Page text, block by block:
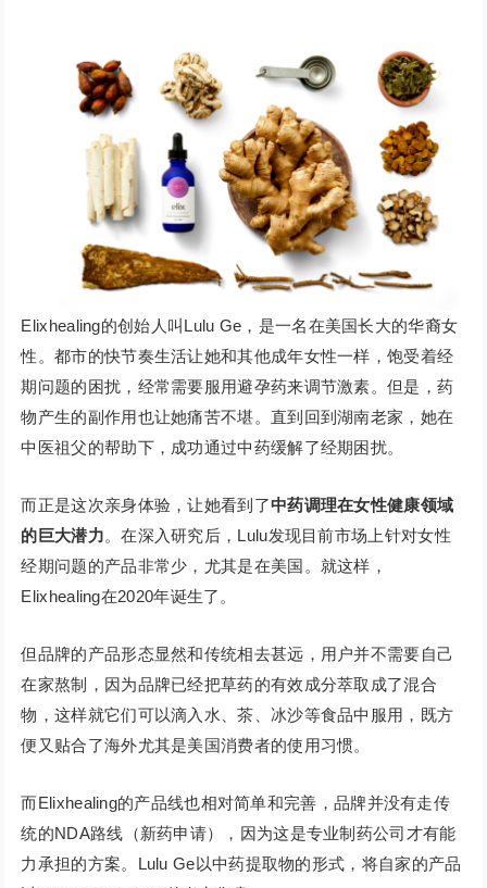
Elixhealing的创始人叫Lulu Ge，是一名在美国长大的华裔女
性。都市的快节奏生活让她和其他成年女性一样，饱受着经
期问题的困扰，经常需要服用避孕药来调节激素。但是，药
物产生的副作用也让她痛苦不堪。直到回到湖南老家，她在
中医祖父的帮助下，成功通过中药缓解了经期困扰。
而正是这次亲身体验，让她看到了中药调理在女性健康领域
的巨大潜力。在深入研究后，Lulu发现目前市场上针对女性
经期问题的产品非常少，尤其是在美国。就这样，
Elixhealing在2020年诞生了。
但品牌的产品形态显然和传统相去甚远，用户并不需要自己
在家熬制，因为品牌已经把草药的有效成分萃取成了混合
物，这样就它们可以滴入水、茶、冰沙等食品中服用，既方
便又贴合了海外尤其是美国消费者的使用习惯。
而Elixhealing的产品线也相对简单和完善，品牌并没有走传
统的NDA路线（新药申请），因为这是专业制药公司才有能
力承担的方案。Lulu Ge以中药提取物的形式，将自家的产品